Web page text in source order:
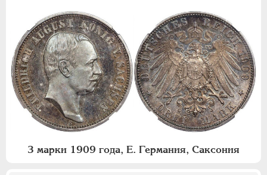
3 марки 1909 года, Е. Германия, Саксония